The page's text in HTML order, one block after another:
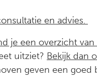
en advies.
je een overzicht
uitziet? Bekijk dan
geven een goed